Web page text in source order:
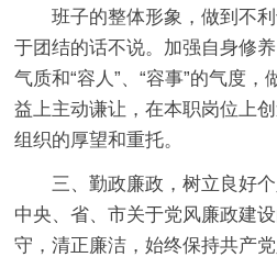
班子的整体形象，做到不
于团结的话不说。加强自身修养
气质和“容人”、“容事”的气度
益上主动谦让，在本职岗位上
组织的厚望和重托。
三、勤政廉政，树立良好
中央、省、市关于党风廉政建
守，清正廉洁，始终保持共产